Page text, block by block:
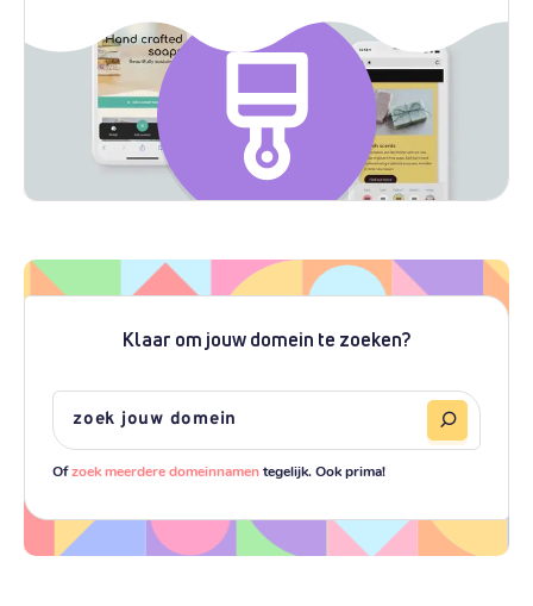
Klaar om jouw domein te zoeken?
Ofzoek meerdere domeinnamentegelijk. Ook prima!